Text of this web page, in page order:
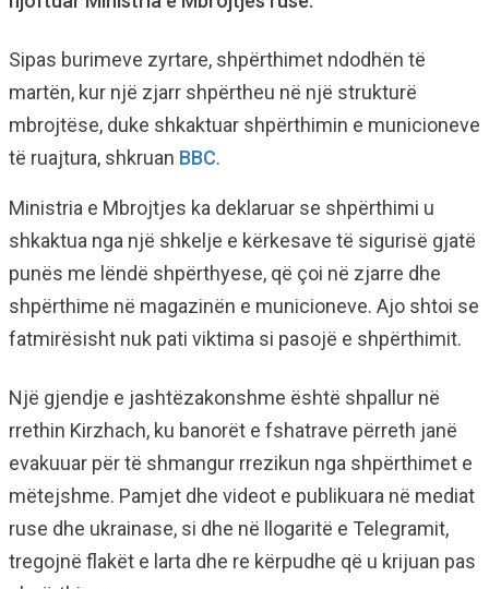
Sipas burimeve zyrtare, shpërthimet ndodhën të
martën, kur një zjarr shpërtheu në një strukturë
mbrojtëse, duke shkaktuar shpërthimin e municioneve
të ruajtura, shkruan BBC.
Ministria e Mbrojtjes ka deklaruar se shpërthimi u
shkaktua nga një shkelje e kërkesave të sigurisë gjatë
punës me lëndë shpërthyese, që çoi në zjarre dhe
shpërthime në magazinën e municioneve. Ajo shtoi se
fatmirësisht nuk pati viktima si pasojë e shpërthimit.
Një gjendje e jashtëzakonshme është shpallur në
rrethin Kirzhach, ku banorët e fshatrave përreth janë
evakuuar për të shmangur rrezikun nga shpërthimet e
mëtejshme. Pamjet dhe videot e publikuara në mediat
ruse dhe ukrainase, si dhe në llogaritë e Telegramit,
tregojnë flakët e larta dhe re kërpudhe që u krijuan pas